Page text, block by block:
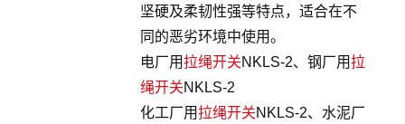
坚硬及柔韧性强等特点，适合在不
同的恶劣环境中使用。
电厂用拉绳开关NKLS-2、钢厂用拉
绳开关NKLS-2
化工厂用拉绳开关NKLS-2、水泥厂